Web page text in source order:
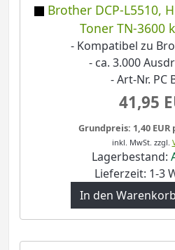
Brother DCP-L5510,
Toner TN-3600
- Kompatibel zu
- ca. 3.000
- Art-Nr. PC
41,95
Grundpreis: 1,40 EUR
inkl. MwSt. zzgl.
Lagerbestand:
Lieferzeit: 1-3
In den Warenkorb